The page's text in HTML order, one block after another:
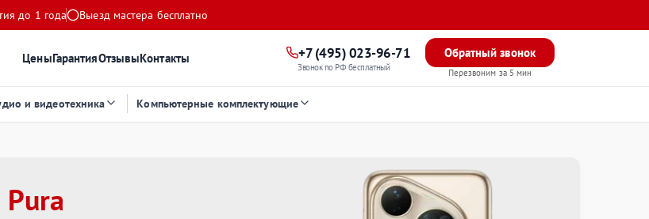
до 1 года Выезд мастера бесплатно
ЦеныГарантияОтзывыКонтакты +7 (495) 023-96-71
Звонок по РФ бесплатный
Обратный звонок
Перезвоним за 5 мин
и видеотехника Компьютерные комплектующие